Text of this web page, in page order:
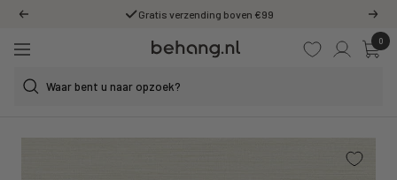
naar
content
Vorige Gratis verzending boven €99
0
Behang.nl
Navigatie